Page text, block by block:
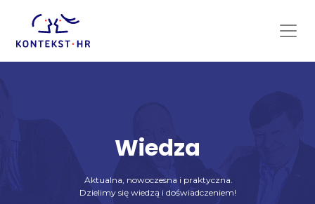
content
Wiedza
Aktualna, nowoczesna i praktyczna.
Dzielimy się wiedzą i doświadczeniem!